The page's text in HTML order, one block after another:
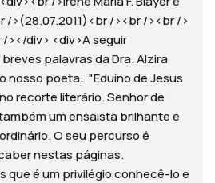
/>(28.07.2011)<br /><br /><br />
></div> <div>A seguir
palavras da Dra. Alzira
nosso poeta: "Eduíno de Jesus
recorte literário. Senhor de
um ensaista brilhante e
O seu percurso é
nestas páginas.
que é um privilégio conhecê-lo e